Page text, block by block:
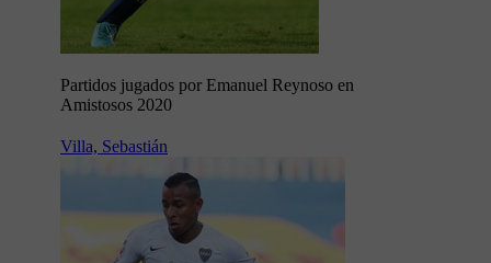
Partidos jugados por Emanuel Reynoso en
Amistosos 2020
Villa, Sebastián